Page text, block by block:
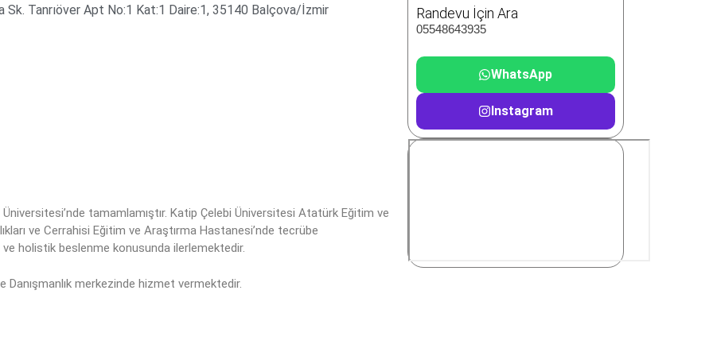
Sk. Tanrıöver Apt No:1 Kat:1 Daire:1, 35140 Balçova/İzmir
tamamlamıştır. Katip Çelebi Üniversitesi Atatürk Eğitim ve
ve Cerrahisi Eğitim ve Araştırma Hastanesi’nde tecrübe
holistik beslenme konusunda ilerlemektedir.
Danışmanlık merkezinde hizmet vermektedir.
Randevu İçin Ara
05548643935
WhatsApp
Instagram